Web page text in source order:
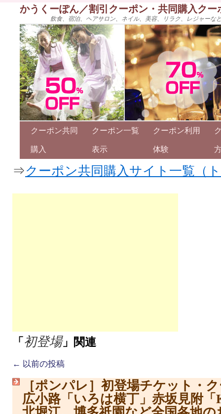
かうくーぽん／割引クーポン・共同購入ク
飲食、宿泊、ヘアサロン、ネイル、美容、リラク、レジャー
クーポン共同
購入
クーポン一覧
表示
クーポン利用
体験
⇒クーポン共同購入サイト一覧（
「 初登場」関連
← 以前の投稿
［ポンパレ］初登場チケット・
広小路「いろは横丁」赤坂見附